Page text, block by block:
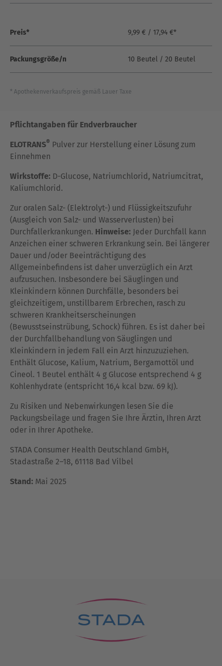
Preis* 9,99 € / 17,94 €*
Packungsgröße/n 10 Beutel / 20 Beutel
* Apothekenverkaufspreis gemäß Lauer Taxe
Pflichtangaben für Endverbraucher
ELOTRANS® Pulver zur Herstellung einer Lösung zum
Einnehmen
Wirkstoffe: D-Glucose, Natriumchlorid, Natriumcitrat,
Kaliumchlorid.
Zur oralen Salz- (Elektrolyt-) und Flüssigkeitszufuhr
(Ausgleich von Salz- und Wasserverlusten) bei
Durchfallerkrankungen. Hinweise: Jeder Durchfall kann
Anzeichen einer schweren Erkrankung sein. Bei längerer
Dauer und/oder Beeinträchtigung des
Allgemeinbefindens ist daher unverzüglich ein Arzt
aufzusuchen. Insbesondere bei Säuglingen und
Kleinkindern können Durchfälle, besonders bei
gleichzeitigem, unstillbarem Erbrechen, rasch zu
schweren Krankheitserscheinungen
(Bewusstseinstrübung, Schock) führen. Es ist daher bei
der Durchfallbehandlung von Säuglingen und
Kleinkindern in jedem Fall ein Arzt hinzuzuziehen.
Enthält Glucose, Kalium, Natrium, Bergamottöl und
Cineol. 1 Beutel enthält 4 g Glucose entsprechend 4 g
Kohlenhydrate (entspricht 16,4 kcal bzw. 69 kJ).
Zu Risiken und Nebenwirkungen lesen Sie die
Packungsbeilage und fragen Sie Ihre Ärztin, Ihren Arzt
oder in Ihrer Apotheke.
STADA Consumer Health Deutschland GmbH,
Stadastraße 2–18, 61118 Bad Vilbel
Stand: Mai 2025